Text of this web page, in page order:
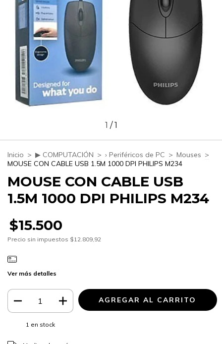
1 /1
Inicio > ▶ COMPUTACIÓN > › Periféricos de PC > Mouses >
MOUSE CON CABLE USB 1.5M 1000 DPI PHILIPS M234
MOUSE CON CABLE USB
1.5M 1000 DPI PHILIPS M234
$15.500
Precio sin impuestos $12.809,92
Ver más detalles
1 en stock